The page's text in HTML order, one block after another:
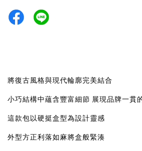
將復古風格與現代輪廓完美結合
小巧結構中蘊含豐富細節 展現品牌一貫
這款包以硬挺盒型為設計靈感
外型方正利落如麻將盒般緊湊